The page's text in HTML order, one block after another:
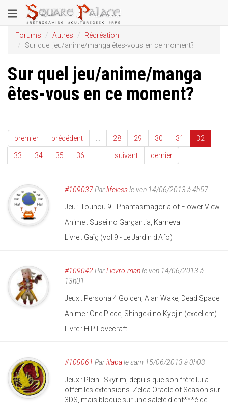
au
contenu
principal
Toggle
navigation
Forums Autres
Récréation
Sur quel jeu/anime/manga êtes-vous en ce moment?
Sur quel jeu/anime/manga
êtes-vous en ce moment?
premier précédent 28 29 30 31 32
33 34 35 36 suivant dernier
#109037Parlifelessle ven 14/06/2013 à 4h57
Jeu : Touhou 9 - Phantasmagoria of Flower View
Anime : Susei no Gargantia, Karneval
Livre : Gaïg (vol.9 - Le Jardin d'Afo)
#109042 ParLievro-manle ven 14/06/2013 à
13h01
Jeux : Persona 4 Golden, Alan Wake, Dead Space
Anime : One Piece, Shingeki no Kyojin (excellent)
Livre : H.P Lovecraft
#109061 Parillapale sam 15/06/2013 à 0h03
Jeux : Plein. Skyrim, depuis que son frère lui a
offert les extensions. Zelda Oracle of Season sur
3DS, mais bloque sur une saleté d'enf***é de